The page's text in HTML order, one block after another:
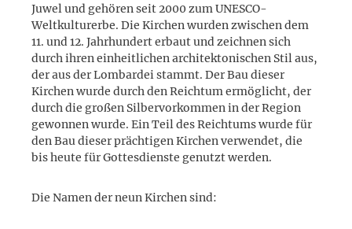
Juwel und gehören seit 2000 zum UNESCO-
Weltkulturerbe. Die Kirchen wurden zwischen dem
11. und 12. Jahrhundert erbaut und zeichnen sich
durch ihren einheitlichen architektonischen Stil aus,
der aus der Lombardei stammt. Der Bau dieser
Kirchen wurde durch den Reichtum ermöglicht, der
durch die großen Silbervorkommen in der Region
gewonnen wurde. Ein Teil des Reichtums wurde für
den Bau dieser prächtigen Kirchen verwendet, die
bis heute für Gottesdienste genutzt werden.
Die Namen der neun Kirchen sind: